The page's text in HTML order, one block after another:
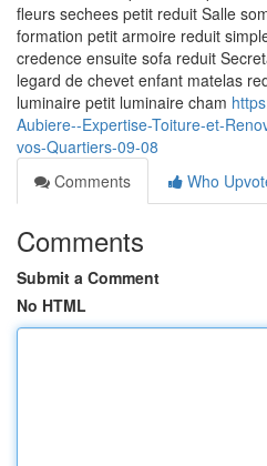
fleurs sechees petit reduit Salle
formation petit armoire reduit
credence ensuite sofa reduit
legard de chevet enfant matelas
luminaire petit luminaire cham
Aubiere--Expertise-Toiture-et-
vos-Quartiers-09-08
Comments
Who
Comments
Submit a Comment
No HTML